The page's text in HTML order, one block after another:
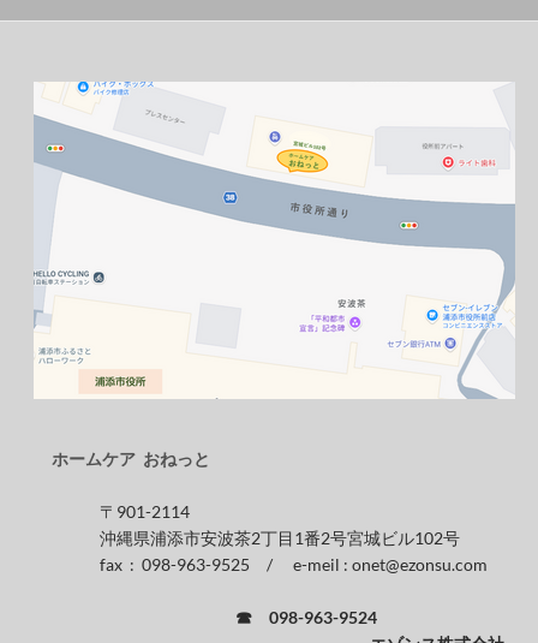
ホームケア おねっと
〒901-2114
沖縄県浦添市安波茶2丁目1番2号宮城ビル102号
​ fax : 098-963-9525 / e-meil : onet@ezonsu.com
☎
098-963-9524